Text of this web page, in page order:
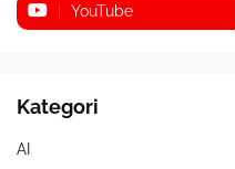
YouTube
Kategori
AI